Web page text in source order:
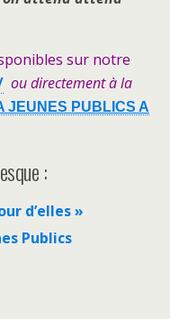
sur notre
ou directement à la
JEUNES PUBLICS A
:
d’elles »
Publics